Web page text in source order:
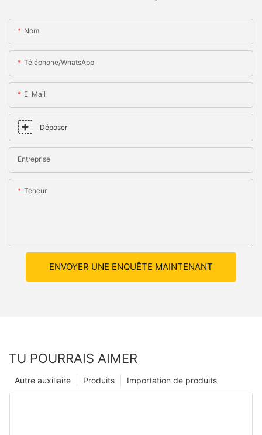
Nom
Téléphone/WhatsApp
E-Mail
Déposer
Entreprise
Teneur
ENVOYER UNE ENQUÊTE MAINTENANT
TU POURRAIS AIMER
Importation de produits
Produits
Autre auxiliaire